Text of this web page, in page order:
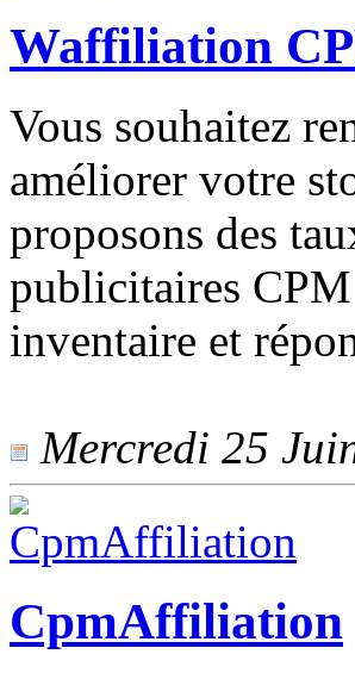
Waffiliation
Vous souhaitez
améliorer votre
proposons des
publicitaires
inventaire et
Mercredi 25
CpmAffiliation